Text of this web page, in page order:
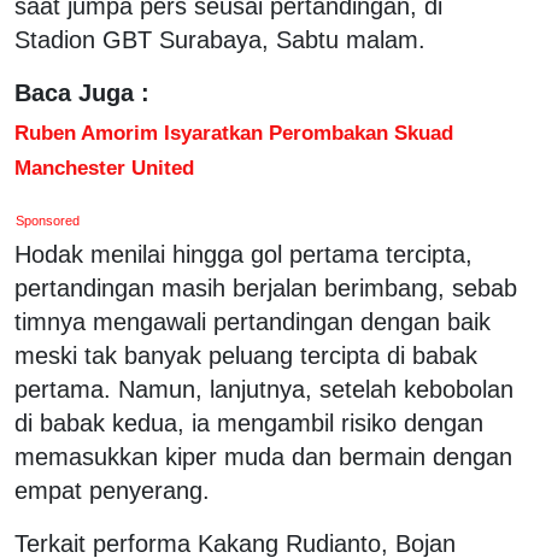
saat jumpa pers seusai pertandingan, di
Stadion GBT Surabaya, Sabtu malam.
Baca Juga :
Ruben Amorim Isyaratkan Perombakan Skuad
Manchester United
Sponsored
Hodak menilai hingga gol pertama tercipta,
pertandingan masih berjalan berimbang, sebab
timnya mengawali pertandingan dengan baik
meski tak banyak peluang tercipta di babak
pertama. Namun, lanjutnya, setelah kebobolan
di babak kedua, ia mengambil risiko dengan
memasukkan kiper muda dan bermain dengan
empat penyerang.
Terkait performa Kakang Rudianto, Bojan